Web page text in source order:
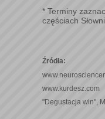
* Terminy
częściach
Źródła:
www.kurdesz.com
"Degustacja win",